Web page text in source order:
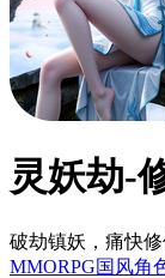
灵妖劫-
破劫镇妖，痛快
MMORPG国风角